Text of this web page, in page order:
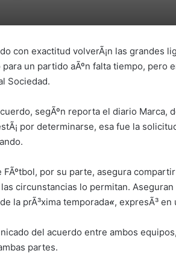
con exactitud volverÃ¡n las grandes
un partido aÃºn falta tiempo, pero
Sociedad.
segÃºn reporta el diario Marca,
por determinarse, esa fue la
por su parte, asegura
circunstancias lo permitan.
la prÃ³xima temporada«, expresÃ³ en
del acuerdo entre ambos
partes.